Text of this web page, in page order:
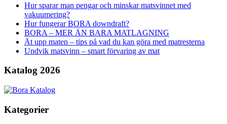
Hur sparar man pengar och minskar matsvinnet med
vakuumering?
Hur fungerar BORA downdraft?
BORA – MER ÄN BARA MATLAGNING
Ät upp maten – tips på vad du kan göra med matresterna
Undvik matsvinn – smart förvaring av mat
Katalog 2026
Kategorier